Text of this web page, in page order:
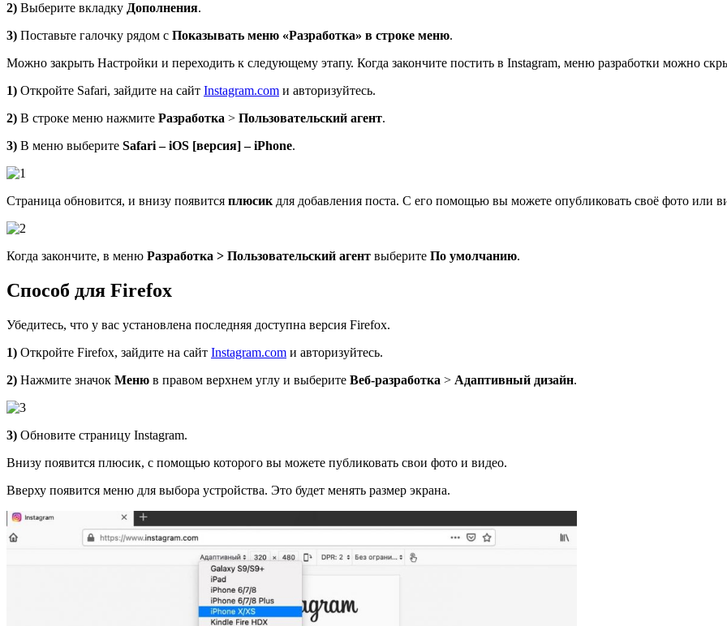
2) Выберите вкладку Дополнения.
3) Поставьте галочку рядом с Показывать меню «Разработка» в строке меню.
Можно закрыть Настройки и переходить к следующему этапу. Когда закончите постить в Instagram, меню разработки можно
1) Откройте Safari, зайдите на сайт Instagram.com и авторизуйтесь.
2) В строке меню нажмите Разработка > Пользовательский агент.
3) В меню выберите Safari–iOS [версия] –iPhone.
Страница обновится, и внизу появится плюсик для добавления поста. С его помощью вы можете опубликовать своё фото или
Когда закончите, в меню Разработка > Пользовательский агент выберите По умолчанию.
Способ для Firefox
Убедитесь, что у вас установлена последняя доступна версия Firefox.
1) Откройте Firefox, зайдите на сайт Instagram.com и авторизуйтесь.
2) Нажмите значок Меню в правом верхнем углу и выберите Веб-разработка > Адаптивный дизайн.
3) Обновите страницу Instagram.
Внизу появится плюсик, с помощью которого вы можете публиковать свои фото и видео.
Вверху появится меню для выбора устройства. Это будет менять размер экрана.